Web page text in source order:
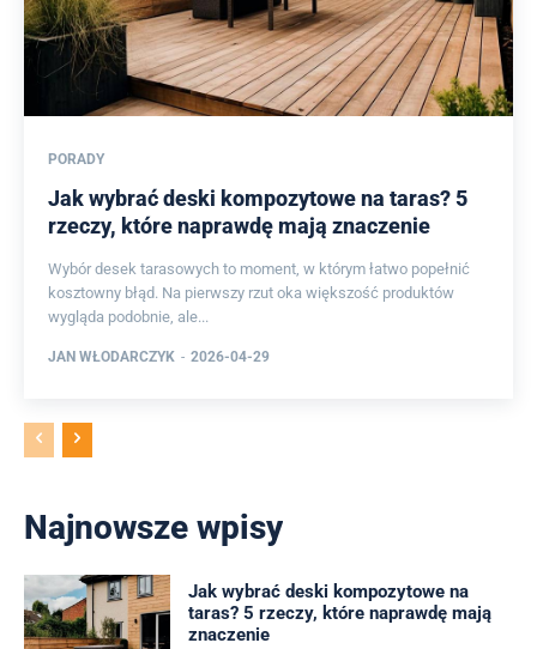
PORADY
Jak wybrać deski kompozytowe na taras? 5
rzeczy, które naprawdę mają znaczenie
Wybór desek tarasowych to moment, w którym łatwo popełnić
kosztowny błąd. Na pierwszy rzut oka większość produktów
wygląda podobnie, ale...
JAN WŁODARCZYK - 2026-04-29
Najnowsze wpisy
Jak wybrać deski kompozytowe na
taras? 5 rzeczy, które naprawdę mają
znaczenie